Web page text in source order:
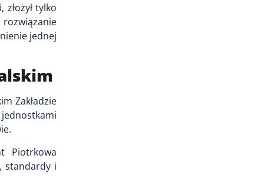
tylko
jednej
Zakładzie
Piotrkowa
standardy i